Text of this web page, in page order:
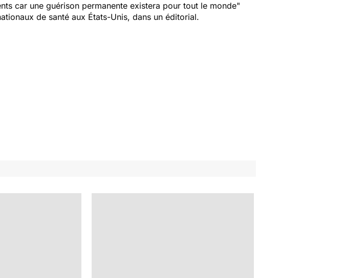
car une guérison permanente existera pour tout le monde"
de santé aux États-Unis, dans un éditorial.